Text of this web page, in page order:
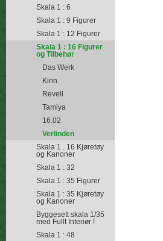
Skala 1 : 6
Skala 1 : 9 Figurer
Skala 1 : 12 Figurer
Skala 1 : 16 Figurer
og Tilbehør
Das Werk
Kirin
Revell
Tamiya
16.02
Verlinden
Skala 1 . 16 Kjøretøy
og Kanoner
Skala 1 : 32
Skala 1 : 35 Figurer
Skala 1 : 35 Kjøretøy
og Kanoner
Byggesett skala 1/35
med Fullt Interiør !
Skala 1 : 48